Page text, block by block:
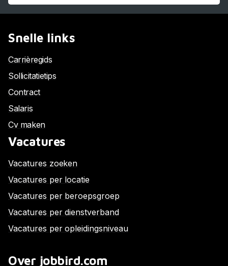
Snelle links
Carrièregids
Sollicitatietips
Contract
Salaris
Cv maken
Vacatures
Vacatures zoeken
Vacatures per locatie
Vacatures per beroepsgroep
Vacatures per dienstverband
Vacatures per opleidingsniveau
Over jobbird.com